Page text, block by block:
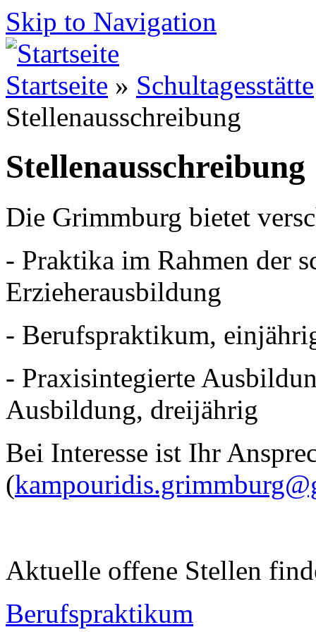
Skip to Navigation
Startseite » Schultagesstätte
Stellenausschreibung
Stellenausschreibung
Die Grimmburg bietet
- Praktika im Rahmen der
Erzieherausbildung
- Berufspraktikum,
- Praxisintegierte
Ausbildung, dreijährig
Bei Interesse ist Ihr
(
Aktuelle offene Stellen
Berufspraktikum